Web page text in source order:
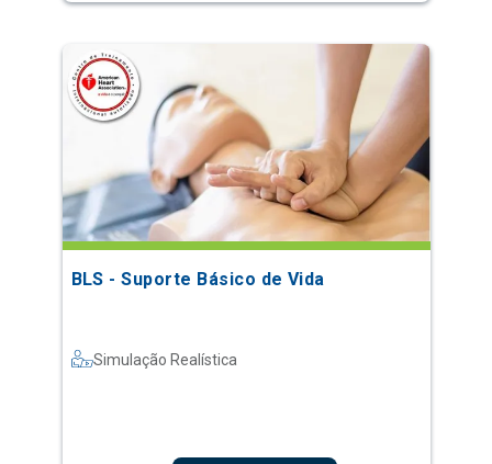
BLS - Suporte Básico de Vida
Simulação Realística